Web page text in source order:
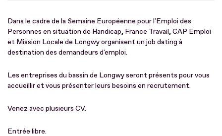
Dans le cadre de la Semaine Européenne pour l'Emploi des
Personnes en situation de Handicap, France Travail, CAP Emploi
et Mission Locale de Longwy organisent un job dating à
destination des demandeurs d'emploi.
Les entreprises du bassin de Longwy seront présents pour vous
accueillir et vous présenter leurs besoins en recrutement.
Venez avec plusieurs CV.
Entrée libre.